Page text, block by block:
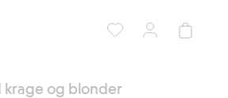
krage og blonder